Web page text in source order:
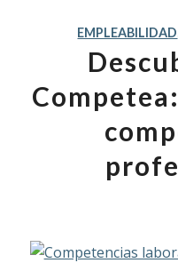
EMPLEABILIDAD